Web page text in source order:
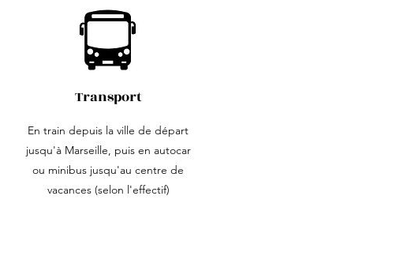
Transport
En train depuis la ville de départ
jusqu'à Marseille, puis en autocar
ou minibus jusqu'au centre de
vacances (selon l'effectif)